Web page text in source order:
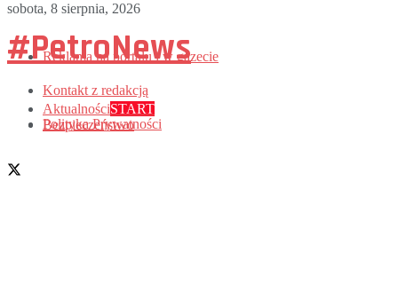
sobota, 8 sierpnia, 2026
Reklama na portalu i w gazecie
Kontakt z redakcją
Polityka Prywatności
#PetroNews
AktualnościSTART
Bezpieczeństwo